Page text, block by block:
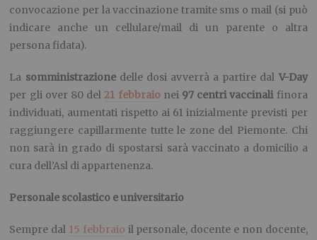
convocazione per la vaccinazione tramite sms o mail (si può
indicare anche un cellulare/mail di un parente o altra
persona fidata).
La somministrazionedelle dosi avverrà a partire dal V-Day
per gli over 80 del21 febbraionei 97 centri vaccinalifinora
individuati, aumentati rispetto ai 61 inizialmente previsti per
raggiungere capillarmente tutte le zone del Piemonte. Chi
non sarà in grado di spostarsi sarà vaccinato a domicilio a
cura dell’Asl di appartenenza.
Personale scolastico e universitario
Sempre dal 15 febbraio il personale, docente e non docente,